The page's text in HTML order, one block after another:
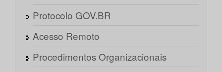
Protocolo GOV.BR
Acesso Remoto
Procedimentos Organizacionais